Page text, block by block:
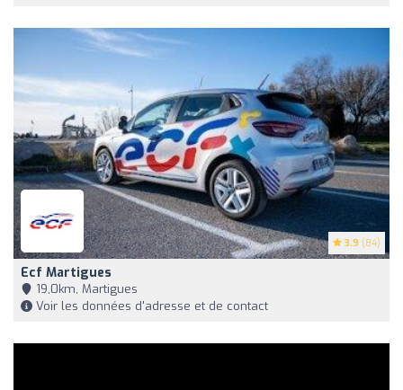
3.9 (84)
Ecf Martigues
19,0km, Martigues
Voir les données d'adresse et de contact